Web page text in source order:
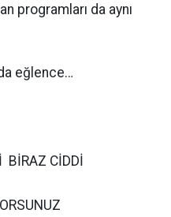
programları da aynı
eğlence…
BİRAZ CİDDİ